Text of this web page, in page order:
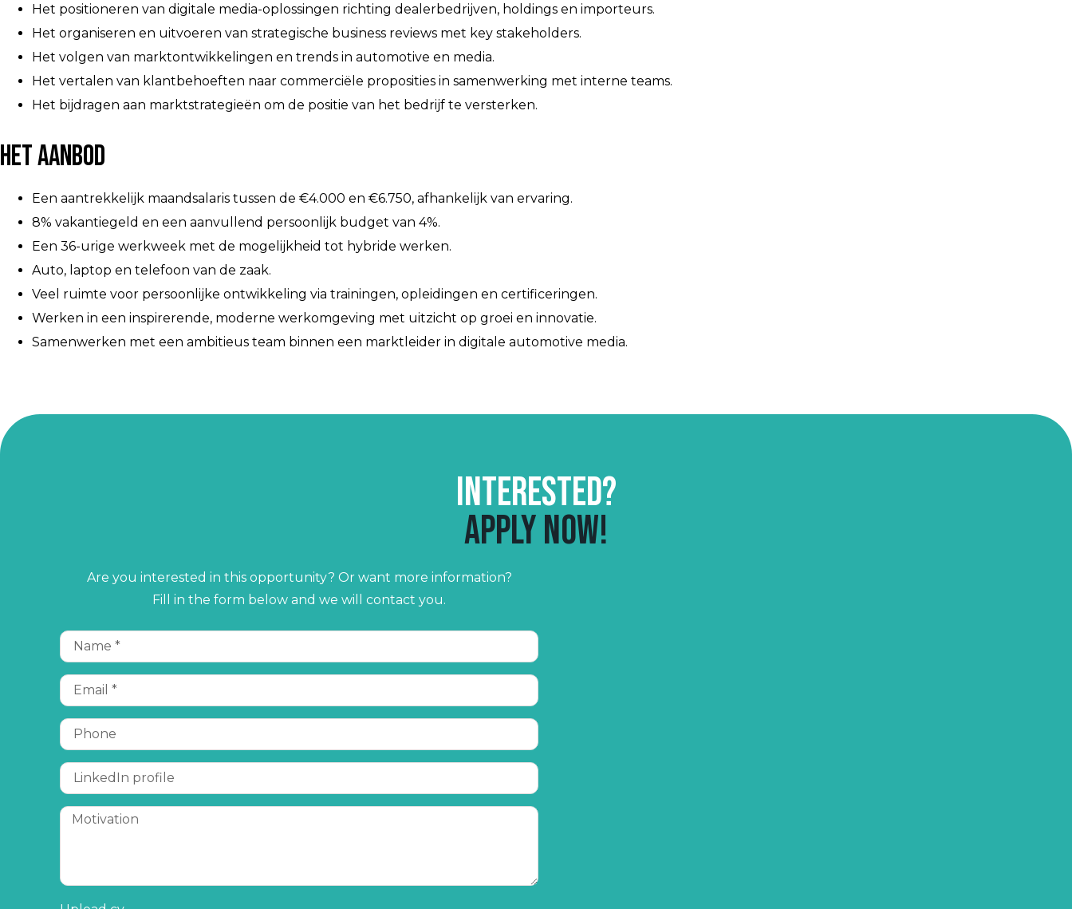
Het positioneren van digitale media-oplossingen richting dealerbedrijven, holdings en importeurs.
Het organiseren en uitvoeren van strategische business reviews met key stakeholders.
Het volgen van marktontwikkelingen en trends in automotive en media.
Het vertalen van klantbehoeften naar commerciële proposities in samenwerking met interne teams.
Het bijdragen aan marktstrategieën om de positie van het bedrijf te versterken.
Het aanbod
Een aantrekkelijk maandsalaris tussen de €4.000 en €6.750, afhankelijk van ervaring.
8% vakantiegeld en een aanvullend persoonlijk budget van 4%.
Een 36-urige werkweek met de mogelijkheid tot hybride werken.
Auto, laptop en telefoon van de zaak.
Veel ruimte voor persoonlijke ontwikkeling via trainingen, opleidingen en certificeringen.
Werken in een inspirerende, moderne werkomgeving met uitzicht op groei en innovatie.
Samenwerken met een ambitieus team binnen een marktleider in digitale automotive media.
Interested?
Apply now!
Are you interested in this opportunity? Or want more information?
Fill in the form below and we will contact you.